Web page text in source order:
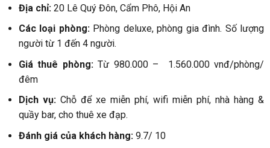
Địa chỉ: 20 Lê Quý Đôn, Cẩm Phô, Hội An
Các loại phòng:Phòng deluxe, phòng gia đình. Số lượng
người từ 1 đến 4 người.
Giá thuê phòng:Từ 980.000 – 1.560.000 vnđ/phòng/
đêm
Dịch vụ:Chỗ để xe miễn phí, wifi miễn phí, nhà hàng &
quầy bar, cho thuê xe đạp.
Đánh giá của khách hàng:9.7/ 10